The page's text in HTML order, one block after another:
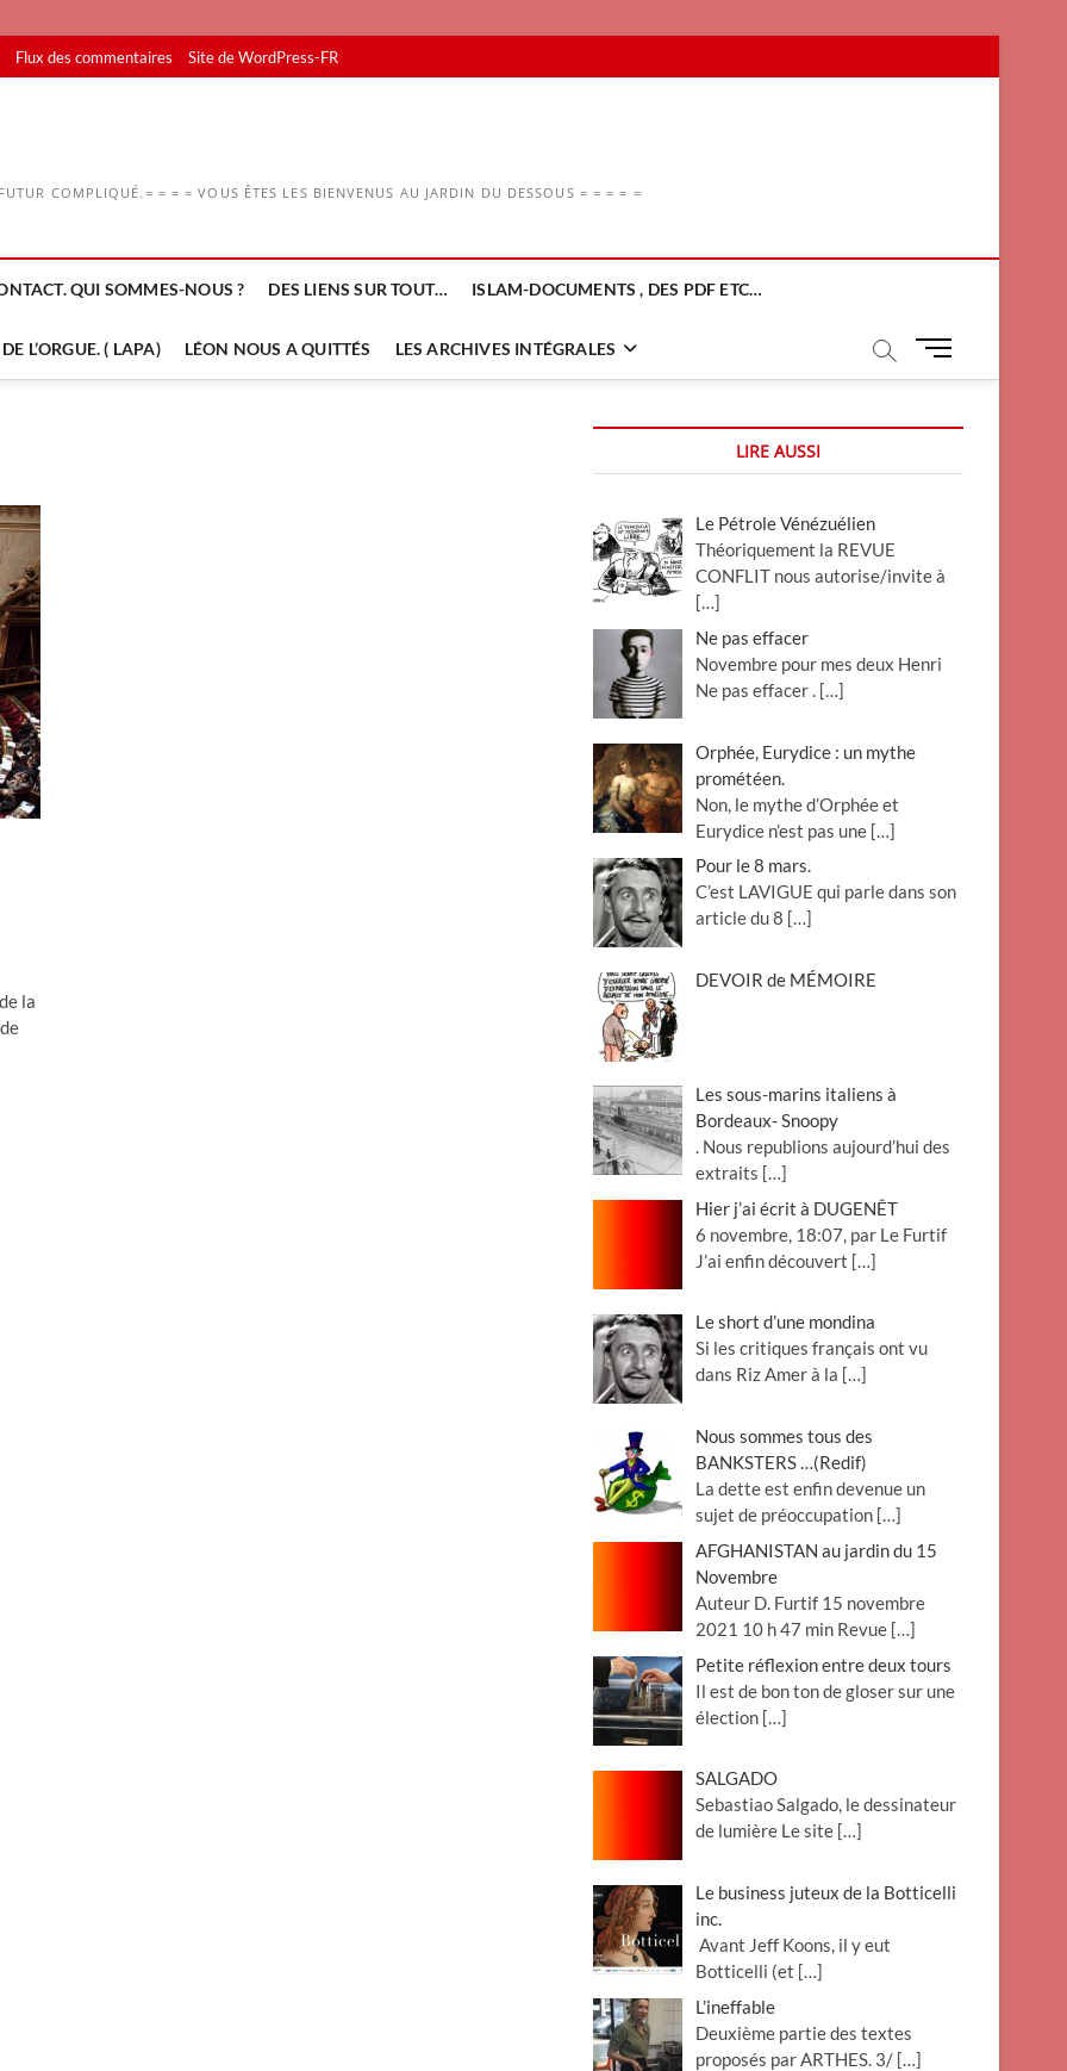
Flux des commentaires Site de WordPress-FR
COMPLIQUÉ.= = = = VOUS ÊTES LES BIENVENUS AU JARDIN DU DESSOUS = = = = =
QUI SOMMES-NOUS ? DES LIENS SUR TOUT… ISLAM-DOCUMENTS , DES PDF ETC…
L’ORGUE. ( LAPA) LÉON NOUS A QUITTÉS LES ARCHIVES INTÉGRALES
M
u
u
n
la
LIRE AUSSI
Le Pétrole Vénézuélien
Théoriquement la REVUE
CONFLIT nous autorise/invite à
[…]
Ne pas effacer
Novembre pour mes deux Henri
Ne pas effacer . […]
Orphée, Eurydice : un mythe
prométéen.
Non, le mythe d’Orphée et
Eurydice n’est pas une […]
Pour le 8 mars.
C’est LAVIGUE qui parle dans son
article du 8 […]
DEVOIR de MÉMOIRE
Les sous-marins italiens à
Bordeaux- Snoopy
. Nous republions aujourd’hui des
extraits […]
Hier j’ai écrit à DUGENÊT
6 novembre, 18:07, par Le Furtif
J’ai enfin découvert […]
Le short d’une mondina
Si les critiques français ont vu
dans Riz Amer à la […]
Nous sommes tous des
BANKSTERS …(Redif)
La dette est enfin devenue un
sujet de préoccupation […]
AFGHANISTAN au jardin du 15
Novembre
Auteur D. Furtif 15 novembre
2021 10 h 47 min Revue […]
Petite réflexion entre deux tours
Il est de bon ton de gloser sur une
élection […]
SALGADO
Sebastiao Salgado, le dessinateur
de lumière Le site […]
Le business juteux de la Botticelli
inc.
Avant Jeff Koons, il y eut
Botticelli (et […]
L’ineffable
Deuxième partie des textes
proposés par ARTHES. 3/ […]